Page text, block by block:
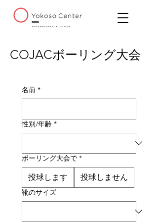
COJACボーリング大会
名前 *
性別/年齢 *
ボーリング大会で *
投球します 投球しません
靴のサイズ